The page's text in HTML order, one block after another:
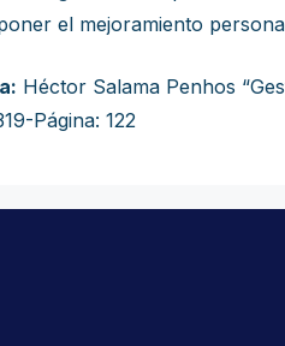
el mejoramiento
Héctor Salama Penhos
Página: 122